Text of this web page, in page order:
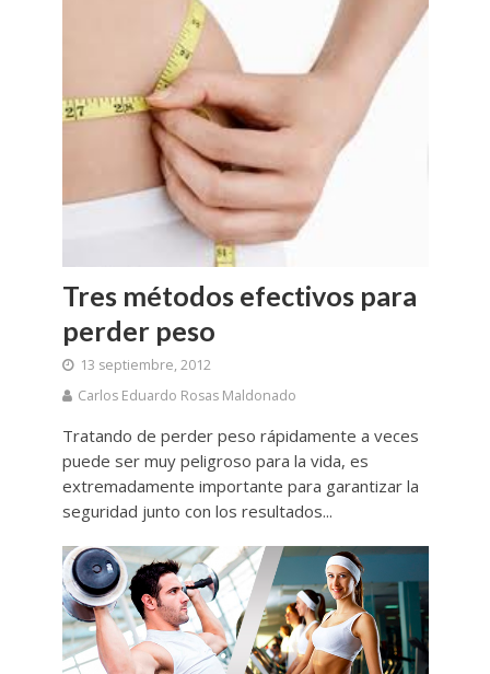
Tres métodos efectivos para
perder peso
13 septiembre, 2012
Carlos Eduardo Rosas Maldonado
Tratando de perder peso rápidamente a veces
puede ser muy peligroso para la vida, es
extremadamente importante para garantizar la
seguridad junto con los resultados...